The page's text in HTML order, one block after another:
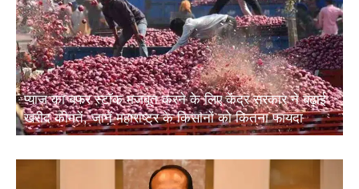
प्याज का बफर स्टॉक मजबूत करने के लिए केंद्र सरकार ने बढ़ाई
खरीद कीमतें, जानें महाराष्ट्र के किसानों को कितना फायदा